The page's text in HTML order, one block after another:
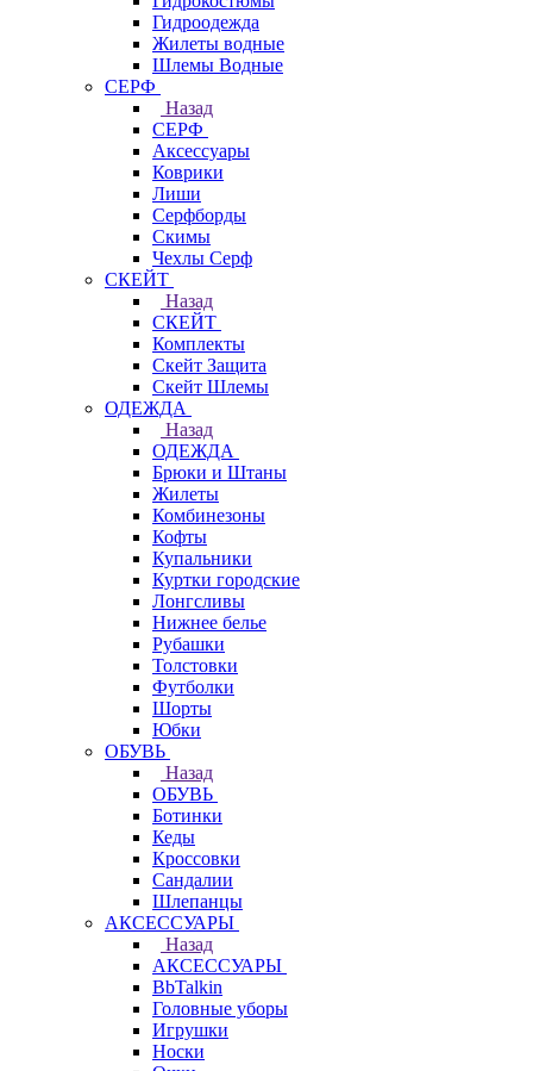
Гидроодежда
Жилеты водные
Шлемы Водные
СЕРФ
Назад
СЕРФ
Аксессуары
Коврики
Лиши
Серфборды
Скимы
Чехлы Cерф
СКЕЙТ
Назад
СКЕЙТ
Комплекты
Скейт Защита
Скейт Шлемы
ОДЕЖДА
Назад
ОДЕЖДА
Брюки и Штаны
Жилеты
Комбинезоны
Кофты
Купальники
Куртки городские
Лонгсливы
Нижнее белье
Рубашки
Толстовки
Футболки
Шорты
Юбки
ОБУВЬ
Назад
ОБУВЬ
Ботинки
Кеды
Кроссовки
Сандалии
Шлепанцы
АКСЕССУАРЫ
Назад
АКСЕССУАРЫ
BbTalkin
Головные уборы
Игрушки
Носки